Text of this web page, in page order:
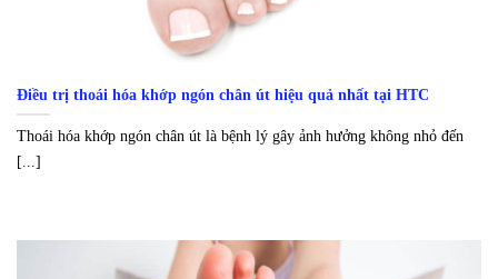
Điều trị thoái hóa khớp ngón chân út hiệu quả nhất tại HTC
Thoái hóa khớp ngón chân út là bệnh lý gây ảnh hưởng không nhỏ đến
[...]